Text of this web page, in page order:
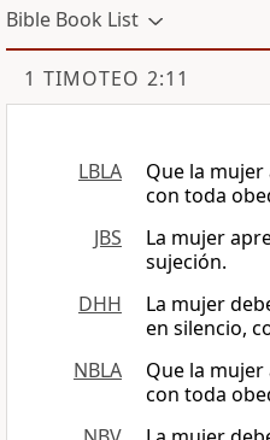
Bible Book List
1 TIMOTEO 2:11
LBLA
Que la
con toda
JBS
La mujer
sujeción.
DHH
La mujer
en silencio,
NBLA
Que la
con toda